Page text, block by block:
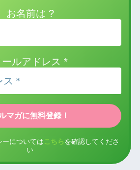
お名前は ?
ールアドレス *
ーについてはこちら を確認してくださ
い